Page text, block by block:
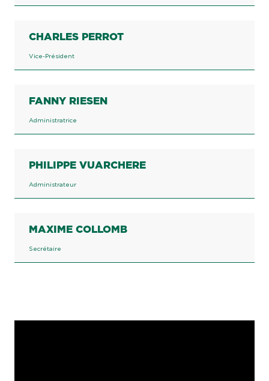
CHARLES PERROT
Vice-Président
FANNY RIESEN
Administratrice
PHILIPPE VUARCHERE
Administrateur
MAXIME COLLOMB
Secrétaire